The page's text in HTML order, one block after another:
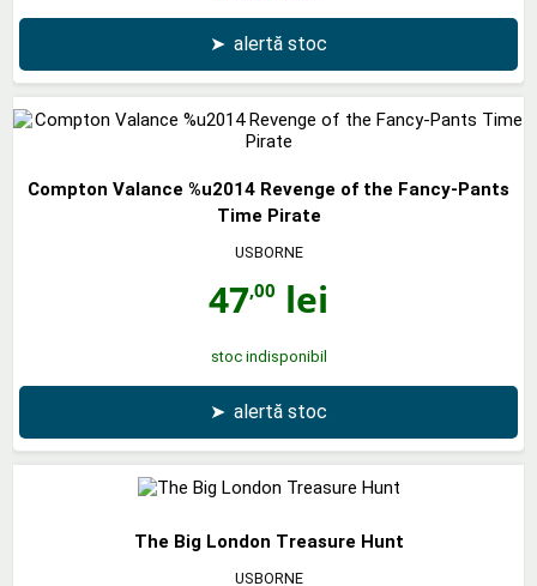
➤ alertă stoc
Compton Valance %u2014 Revenge of the Fancy-Pants
Time Pirate
USBORNE
47,00 lei
stoc indisponibil
➤ alertă stoc
The Big London Treasure Hunt
USBORNE